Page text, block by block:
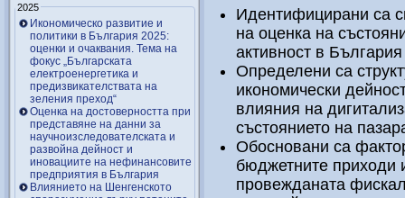
2025
Икономическо развитие и
политики в България 2025:
оценки и очаквания. Тема на
фокус „Българската
електроенергетика и
предизвикателствата на
зеления преход“
Оценка на достоверността при
представяне на данни за
научноизследователската и
развойна дейност и
иновациите на нефинансовите
предприятия в България
Влиянието на Шенгенското
Идентифицирани са
на оценка на
активност в
Определени са
икономически
влияния на
състоянието на
Обосновани са
бюджетните приходи
провежданата